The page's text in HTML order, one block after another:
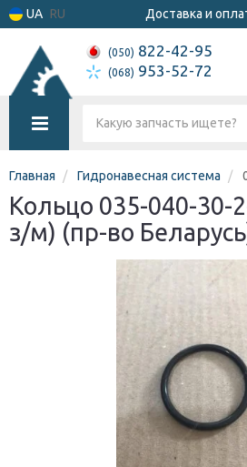
UA RU Доставка и
(050) 822-42-95
(068) 953-52-72
Главная Гидронавесная система
Кольцо 035-040-30-
з/м) (пр-во